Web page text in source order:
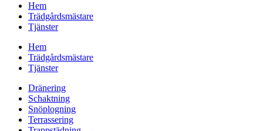
Hem
Trädgårdsmästare
Tjänster
Hem
Trädgårdsmästare
Tjänster
Dränering
Schaktning
Snöplogning
Terrassering